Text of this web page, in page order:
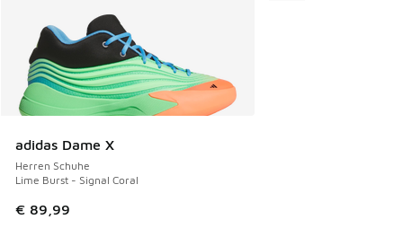
adidas Dame X
Herren Schuhe
Lime Burst - Signal Coral
€ 89,99